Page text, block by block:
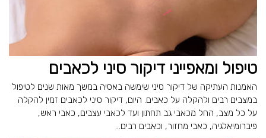
טיפול ומאפייני דיקור סיני לכאבים
האמנות העתיקה של דיקור סיני שימשה באסיה במשך מאות שנים לטיפול
במצבים רבים ולהקלה על כאבים. היום, דיקור סיני לכאבים זמין להקלה
על כל מצב, החל מכאבי גב תחתון ועד לכאבי עצבים, כאבי ראש,
פיברומיאלגיה, כאבי מחזור, וכאבים רבים...